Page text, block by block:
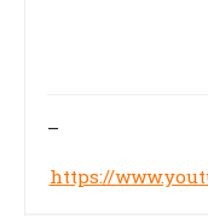
–
https://